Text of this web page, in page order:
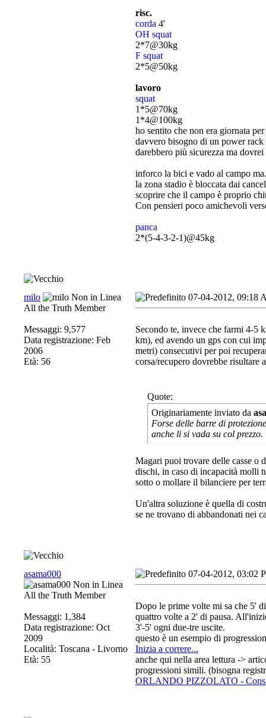
risc.
corda 4'
OH squat
2*7@30kg
F squat
2*5@50kg
lavoro
squat
1*5@70kg
1*4@100kg
ho sentito che non era giornata
davvero bisogno di un power
darebbero più sicurezza ma
inforco la bici e vado al campo
la zona stadio è bloccata dai
scoprire che il campo è proprio
Con pensieri poco amichevoli
panca
2*(5-4-3-2-1)@45kg
milo
All the Truth Member
Messaggi: 9,577
Data registrazione: Feb
2006
Età: 56
07-04-2012, 09:18
Secondo te, invece che farmi 4-5
km), ed avendo un gps con cui
metri) consecutivi per poi
corsa/recupero dovrebbe
Quote:
Originariamente inviato da
Forse delle barre di
anche li si vada su col prezzo.
Magari puoi trovare delle casse o
dischi, in caso di incapacità molli
sotto o mollare il bilanciere per
Un'altra soluzione è quella di
se ne trovano di abbandonati nei
asama000
All the Truth Member
Messaggi: 1,384
Data registrazione: Oct
2009
Località: Toscana - Livorno
Età: 55
07-04-2012, 03:02
Dopo le prime volte mi sa che 5'
quattro volte a 2' di pausa.
3'-5' ogni due-tre uscite.
questo è un esempio di
Inizia a correre...
anche qui nella area lettura ->
progressioni simili. (bisogna
ORLANDO PIZZOLATO -